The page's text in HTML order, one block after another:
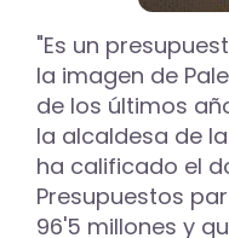
equipo
de
Gobierno
y
el
apoyo
de
Vamos
"Es un
la imagen de
de los últimos
la alcaldesa de
ha calificado el
Presupuestos
96'5 millones y